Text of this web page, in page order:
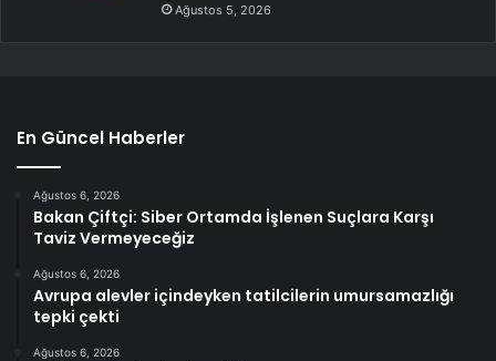
Ağustos 5, 2026
En Güncel Haberler
Ağustos 6, 2026
Bakan Çiftçi: Siber Ortamda İşlenen Suçlara Karşı
Taviz Vermeyeceğiz
Ağustos 6, 2026
Avrupa alevler içindeyken tatilcilerin umursamazlığı
tepki çekti
Ağustos 6, 2026